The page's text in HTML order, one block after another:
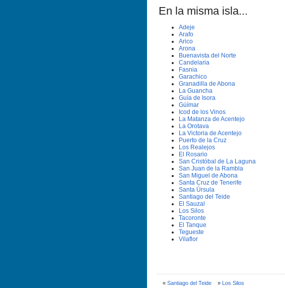
En la misma isla...
Adeje
Arafo
Arico
Arona
Buenavista del Norte
Candelaria
Fasnia
Garachico
Granadilla de Abona
La Guancha
Guí­a de Isora
Güí­mar
Icod de los Vinos
La Matanza de Acentejo
La Orotava
La Victoria de Acentejo
Puerto de la Cruz
Los Realejos
El Rosario
San Cristóbal de La Laguna
San Juan de la Rambla
San Miguel de Abona
Santa Cruz de Tenerife
Santa Úrsula
Santiago del Teide
El Sauzal
Los Silos
Tacoronte
El Tanque
Tegueste
Vilaflor
« Santiago del Teide» Los Silos